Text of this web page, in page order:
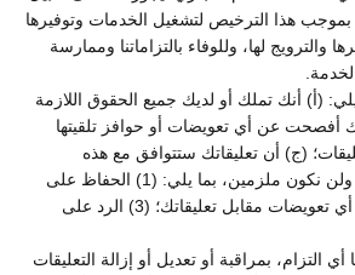
بموجب هذا الترخيص لتشغيل الخدمات وتوفيرها
والترويج لها، وللوفاء بالتزاماتنا وممارسة
(أ) أنك تملك أو لديك جميع الحقوق اللازمة
أفصحت عن أي تعويضات أو حوافز تلقيتها
(ج) أن تعليقاتك ستتوافق مع هذه
الشروط. لسنا ملزمين، ولن نكون ملزمين، بما يلي: (1) الحفاظ على
سرية تعليقاتك؛ (2) دفع أي تعويضات مقابل تعليقاتك؛ (3) الرد على
التزام، بمراقبة أو تعديل أو إزالة التعليقات